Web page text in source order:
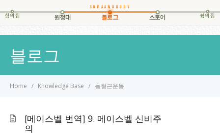
힘의집 원정대 블로그 스토어 쉼의집
블로그
Home Knowledge Base 능형근운동
[메이스벨 번역] 9. 메이스벨 신비주
의